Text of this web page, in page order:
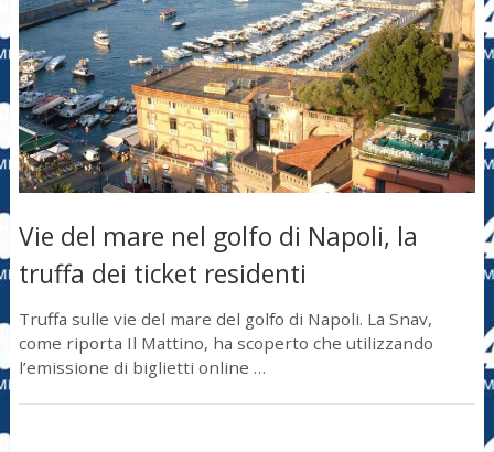
Vie del mare nel golfo di Napoli, la
truffa dei ticket residenti
Truffa sulle vie del mare del golfo di Napoli. La Snav,
come riporta Il Mattino, ha scoperto che utilizzando
l’emissione di biglietti online …